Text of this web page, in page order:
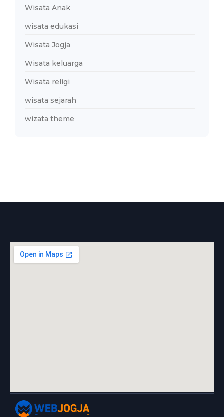
Wisata Anak
wisata edukasi
Wisata Jogja
Wisata keluarga
Wisata religi
wisata sejarah
wizata theme